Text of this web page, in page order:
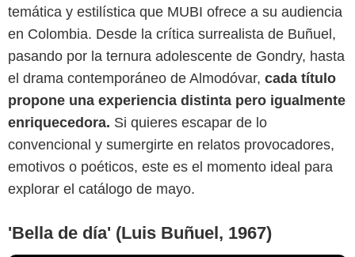
temática y estilística que MUBI ofrece a su audiencia
en Colombia. Desde la crítica surrealista de Buñuel,
pasando por la ternura adolescente de Gondry, hasta
el drama contemporáneo de Almodóvar, cada título
propone una experiencia distinta pero igualmente
enriquecedora. Si quieres escapar de lo
convencional y sumergirte en relatos provocadores,
emotivos o poéticos, este es el momento ideal para
explorar el catálogo de mayo.
'Bella de día' (Luis Buñuel, 1967)
MUBI